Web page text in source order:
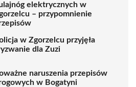
elektrycznych w
– przypomnienie
w Zgorzelcu przyjęła
dla Zuzi
naruszenia przepisów
w Bogatyni